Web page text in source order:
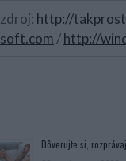
zdroj: http://
soft.com /http://
Dôverujte si,